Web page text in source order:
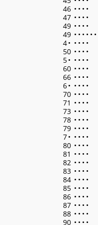
46 • • • •
47 • • • •
49 • • • •
49 • • • • • •
4• • • • •
50 • • • •
5• • • • •
60 • • • •
66 • • • •
6• • • • •
70 • • • •
71 • • • •
73 • • • •
78 • • • •
79 • • • •
7• • • • •
80 • • • •
81 • • • •
82 • • • •
83 • • • •
84 • • • •
85 • • • •
86 • • • •
87 • • • •
88 • • • •
90 • • • •